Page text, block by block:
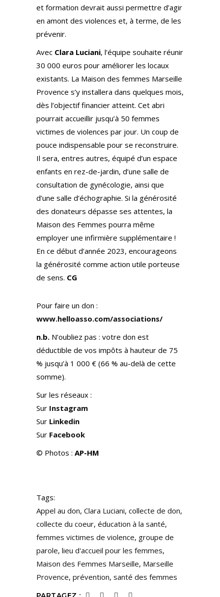
et formation devrait aussi permettre d’agir
en amont des violences et, à terme, de les
prévenir.
Avec Clara Luciani, l’équipe souhaite réunir
30 000 euros pour améliorer les locaux
existants. La Maison des femmes Marseille
Provence s’y installera dans quelques mois,
dès l’objectif financier atteint. Cet abri
pourrait accueillir jusqu’à 50 femmes
victimes de violences par jour. Un coup de
pouce indispensable pour se reconstruire.
Il sera, entres autres, équipé d’un espace
enfants en rez-de-jardin, d’une salle de
consultation de gynécologie, ainsi que
d’une salle d’échographie. Si la générosité
des donateurs dépasse ses attentes, la
Maison des Femmes pourra même
employer une infirmière supplémentaire !
En ce début d’année 2023, encourageons
la générosité comme action utile porteuse
de sens. CG
Pour faire un don :
www.helloasso.com/associations/
n.b. N’oubliez pas : votre don est
déductible de vos impôts à hauteur de 75
% jusqu’à 1 000 € (66 % au-delà de cette
somme).
Sur les réseaux :
Sur Instagram
Sur Linkedin
Sur Facebook
© Photos : AP-HM
Tags:
Appel au don, Clara Luciani, collecte de don,
collecte du coeur, éducation à la santé,
femmes victimes de violence, groupe de
parole, lieu d'accueil pour les femmes,
Maison des Femmes Marseille, Marseille
Provence, prévention, santé des femmes